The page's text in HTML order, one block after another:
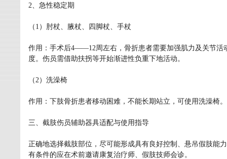
2、急性稳定期
（1）肘杖、腋杖、四脚杖、手杖
作用：手术后4——12周左右，骨折患者需要加强肌力及关节活
度。伤员需借助扶拐等开始渐进性负重下地活动。
（2）洗澡椅
作用：下肢骨折患者移动困难，不能长期站立，可使用洗澡椅。
三、截肢伤员辅助器具适配与使用指导
正确地选择截肢部位，尽可能形成具有良好控制、悬吊假肢能
有条件的应在术前邀请康复治疗师、假肢技师会诊。